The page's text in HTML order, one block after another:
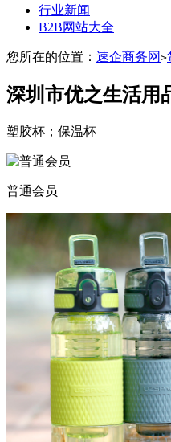
行业新闻
B2B网站大全
您所在的位置： 速企商务网 >
深圳市优之生活用
塑胶杯；保温杯
普通会员